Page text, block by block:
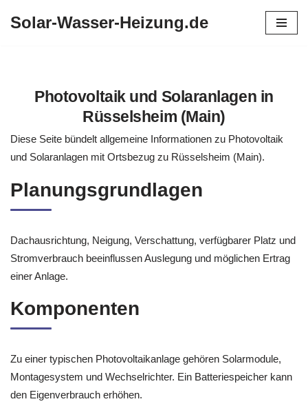
Solar-Wasser-Heizung.de
Photovoltaik und Solaranlagen in
Rüsselsheim (Main)
Diese Seite bündelt allgemeine Informationen zu Photovoltaik
und Solaranlagen mit Ortsbezug zu Rüsselsheim (Main).
Planungsgrundlagen
Dachausrichtung, Neigung, Verschattung, verfügbarer Platz und
Stromverbrauch beeinflussen Auslegung und möglichen Ertrag
einer Anlage.
Komponenten
Zu einer typischen Photovoltaikanlage gehören Solarmodule,
Montagesystem und Wechselrichter. Ein Batteriespeicher kann
den Eigenverbrauch erhöhen.